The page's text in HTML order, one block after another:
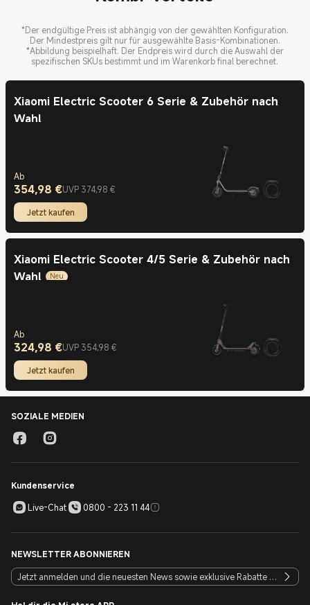
*Der endgültige Preis ist abhängig von der gewählten Konfiguration.
Der Mindestpreis gilt nur für ausgewählte Basis-Kombinationen.
*Abbildung beispielhaft. Der Endpreis wird durch die Auswahl der
spezifischen SKUs bestimmt und im Warenkorb final berechnet.
Xiaomi Electric Scooter 6 Serie & Zubehör nach
Wahl
Ab
354,98 €
Current Price €354.98
UVP 374,98 €
UVP 374,98 €
Jetzt kaufen
Xiaomi Electric Scooter 4/5 Serie & Zubehör nach
Wahl
Neu
Ab
324,98 €
Current Price €324.98
UVP 354,98 €
UVP 354,98 €
Jetzt kaufen
SOZIALE MEDIEN
Kundenservice
Live-Chat
0800 - 223 11 44
NEWSLETTER ABONNIEREN